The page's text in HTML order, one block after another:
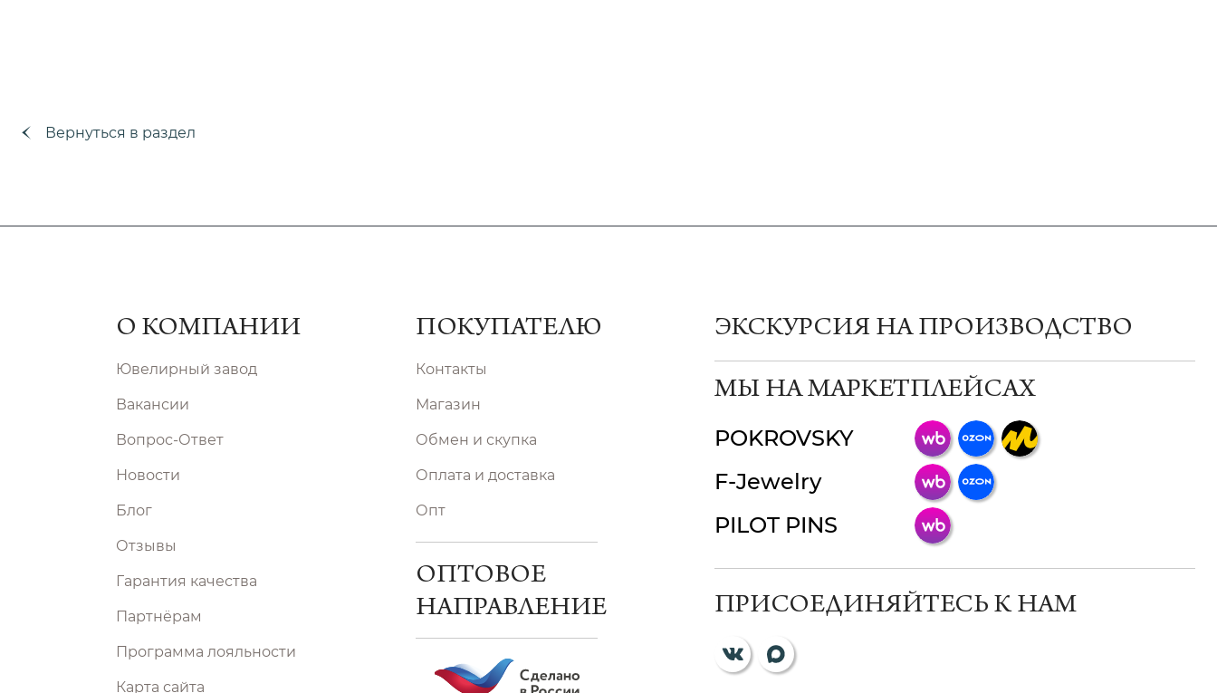
Вернуться в раздел
О КОМПАНИИ
Ювелирный завод
Вакансии
Вопрос-Ответ
Новости
Блог
Отзывы
Гарантия качества
Партнёрам
Программа лояльности
Карта сайта
ПОКУПАТЕЛЮ
Контакты
Магазин
Обмен и скупка
Оплата и доставка
Опт
ОПТОВОЕ
НАПРАВЛЕНИЕ
ЭКСКУРСИЯ НА ПРОИЗВОДСТВО
МЫ НА МАРКЕТПЛЕЙСАХ
POKROVSKY
F-Jewelry
PILOT PINS
ПРИСОЕДИНЯЙТЕСЬ К НАМ
ChatApp
мессенджер!